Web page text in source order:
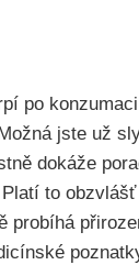
po
Možná jste už
dokáže
to
probíhá